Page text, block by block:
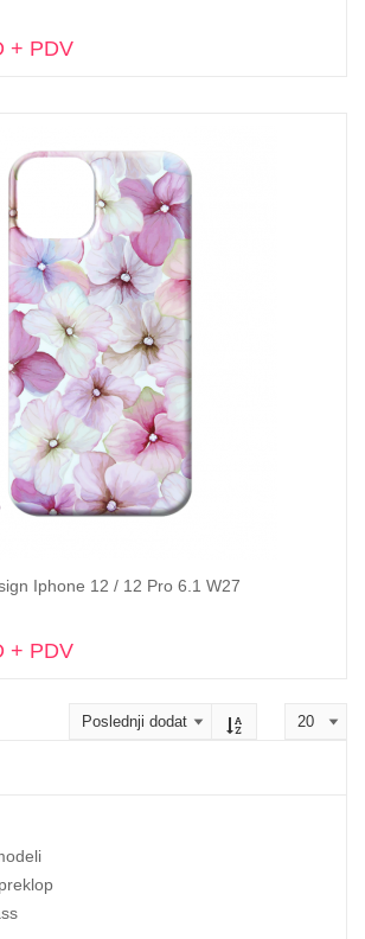
+ PDV
Dodaj u korpu
Iphone 12 / 12 Pro 6.1 W27
+ PDV